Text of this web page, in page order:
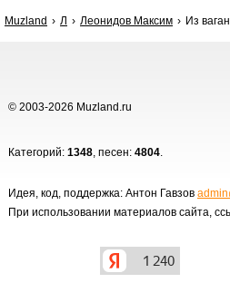
Muzland Л Леонидов Максим Из
© 2003-2026 Muzland.ru
Категорий: 1348, песен: 4804.
Идея, код, поддержка: Антон Гавзов
При использовании материалов сайта,